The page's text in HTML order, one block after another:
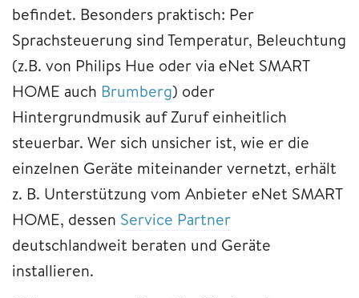
befindet. Besonders praktisch: Per
Sprachsteuerung sind Temperatur, Beleuchtung
(z.B. von Philips Hue oder via eNet SMART
HOME auch Brumberg) oder
Hintergrundmusik auf Zuruf einheitlich
steuerbar. Wer sich unsicher ist, wie er die
einzelnen Geräte miteinander vernetzt, erhält
z. B. Unterstützung vom Anbieter eNet SMART
HOME, dessen Service Partner
deutschlandweit beraten und Geräte
installieren.